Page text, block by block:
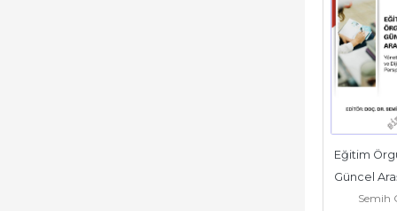
Eğitim
Güncel
Yönetim,
Semih